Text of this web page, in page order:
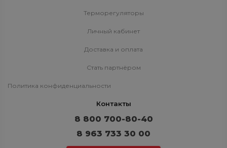
Терморегуляторы
Личный кабинет
Доставка и оплата
Стать партнёром
Политика конфиденциальности
Контакты
8 800 700-80-40
8 963 733 30 00